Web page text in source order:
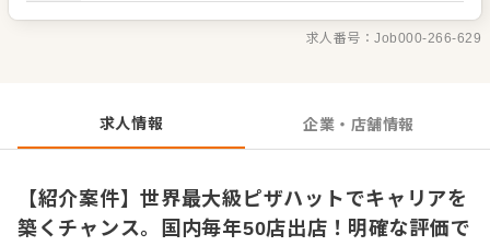
ヶ月分の実績があります。全国型に加え、転勤のない「エ
リア限定社員」も選択可能。ライフスタイルに合わせた働
求人番号：Job000-266-629
求人情報 企業・店舗情報
【紹介案件】世界最大級ピザハットでキャリアを
築くチャンス。国内毎年50店出店！明確な評価で